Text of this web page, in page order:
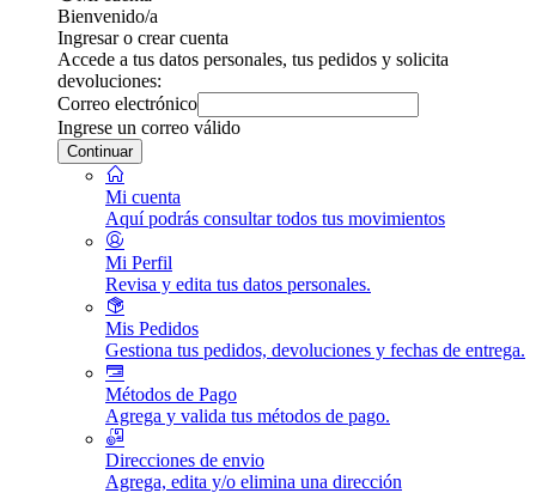
Bienvenido/a
Ingresar o crear cuenta
Accede a tus datos personales, tus pedidos y solicita
devoluciones:
Correo electrónico
Ingrese un correo válido
Continuar
Mi cuenta
Aquí podrás consultar todos tus movimientos
Mi Perfil
Revisa y edita tus datos personales.
Mis Pedidos
Gestiona tus pedidos, devoluciones y fechas de entrega.
Métodos de Pago
Agrega y valida tus métodos de pago.
Direcciones de envio
Agrega, edita y/o elimina una dirección